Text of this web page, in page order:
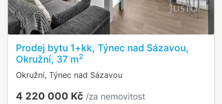
Prodej bytu 1+kk, Týnec nad Sázavou,
Okružní, 37 m2
Okružní, Týnec nad Sázavou
4 220 000 Kč /za nemovitost